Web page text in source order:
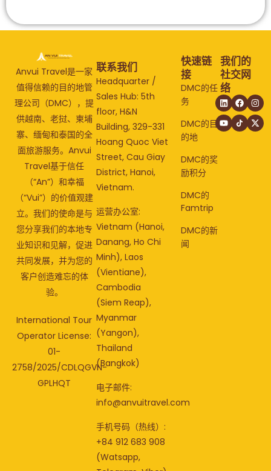
Anvui Travel是一家
值得信赖的目的地管
理公司（DMC），提
供越南、老挝、柬埔
寨、缅甸和泰国的全
面旅游服务。Anvui
Travel基于信任
（“An”）和幸福
（“Vui”）的价值观建
立。我们的使命是与
您分享我们的本地专
业知识和见解，促进
共同发展，并为您的
客户创造难忘的体
验。
International Tour
Operator License:
01-
2758/2025/CDLQGVN-
GPLHQT
联系我们
Headquarter /
Sales Hub: 5th
floor, H&N
Building, 329-331
Hoang Quoc Viet
Street, Cau Giay
District, Hanoi,
Vietnam.
运营办公室:
Vietnam (Hanoi,
Danang, Ho Chi
Minh), Laos
(Vientiane),
Cambodia
(Siem Reap),
Myanmar
(Yangon),
Thailand
(Bangkok)
电子邮件:
info@anvuitravel.com
手机号码（热线）:
+84 912 683 908
(Watsapp,
快速链
接
DMC的任
务
DMC的目
的地
DMC的奖
励积分
DMC的
Famtrip
DMC的新
闻
我们的
社交网
络